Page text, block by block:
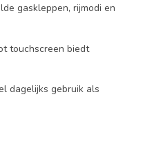
gaskleppen, rijmodi en
touchscreen biedt
dagelijks gebruik als